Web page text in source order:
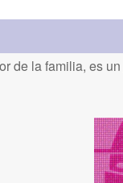
de la familia, es un